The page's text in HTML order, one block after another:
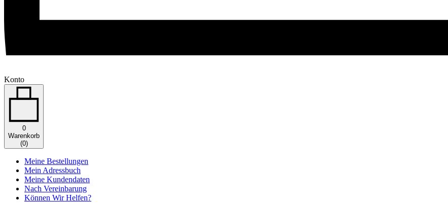
Konto
0
Warenkorb
(0)
Meine Bestellungen
Mein Adressbuch
Meine Kundendaten
Nach Vereinbarung
Können Wir Helfen?